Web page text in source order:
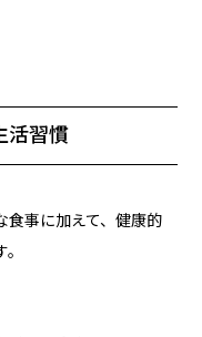
活習慣
食事に加えて、健康的